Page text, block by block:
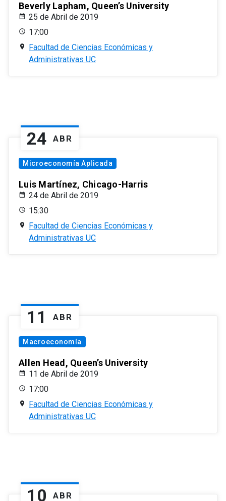
Beverly Lapham, Queen’s University
25 de Abril de 2019
17:00
Facultad de Ciencias Económicas y
Administrativas UC
24 ABR
Microeconomía Aplicada
Luis Martínez, Chicago-Harris
24 de Abril de 2019
15:30
Facultad de Ciencias Económicas y
Administrativas UC
11 ABR
Macroeconomía
Allen Head, Queen’s University
11 de Abril de 2019
17:00
Facultad de Ciencias Económicas y
Administrativas UC
10 ABR